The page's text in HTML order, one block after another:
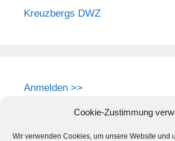
Cookie-Zustimmung
Wir verwenden Cookies, um unsere Website und
Kreuzbergs DWZ
Anmelden >>